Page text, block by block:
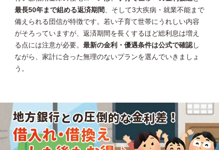
最長50年まで組める返済期間
、そして3大疾病・就業不能まで
備えられる団信が特徴です。若い子育て世帯にうれしい内容
がそろっていますが、返済期間を長くするほど総利息は増え
る点には注意が必要。 最新の金利・優遇条件は公式で確認 し
ながら、家計に合った無理のないプランを選んでいきましょ
う。